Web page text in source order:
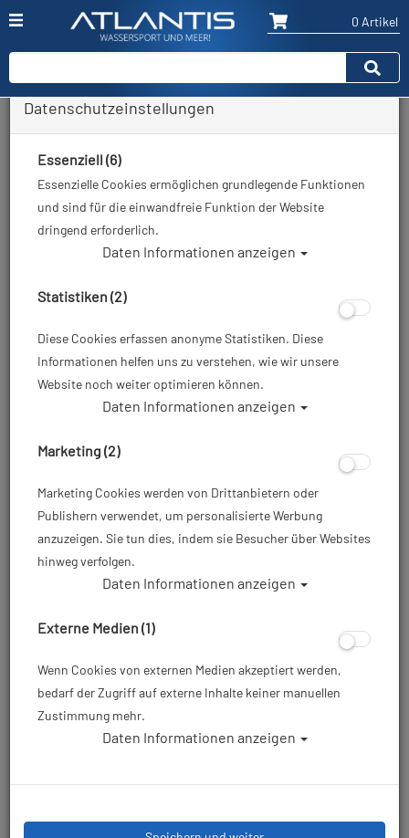
0 Artikel
Zurück
Artikelnr.: mar-415471
25,95 €*
Datenschutzeinstellungen
Essenziell (6)
Essenzielle Cookies ermöglichen grundlegende Funktionen
und sind für die einwandfreie Funktion der Website
dringend erforderlich.
Daten Informationen anzeigen
Statistiken (2)
Diese Cookies erfassen anonyme Statistiken. Diese
Informationen helfen uns zu verstehen, wie wir unsere
Website noch weiter optimieren können.
Daten Informationen anzeigen
Marketing (2)
Marketing Cookies werden von Drittanbietern oder
Publishern verwendet, um personalisierte Werbung
anzuzeigen. Sie tun dies, indem sie Besucher über Websites
hinweg verfolgen.
Daten Informationen anzeigen
Externe Medien (1)
Wenn Cookies von externen Medien akzeptiert werden,
bedarf der Zugriff auf externe Inhalte keiner manuellen
Zustimmung mehr.
Daten Informationen anzeigen